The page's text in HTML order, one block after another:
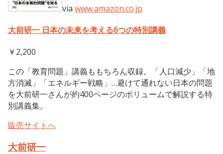
via www.amazon.co.jp
大前研一 日本の未来を考える6つの特別講義
￥2,200
この「教育問題」講義ももちろん収録。「人口減少」「地
方消滅」「エネルギー戦略」…避けて通れない日本の問題
を大前研一さんが約400ページのボリュームで解説する特
別講義集。
販売サイトへ
大前研一